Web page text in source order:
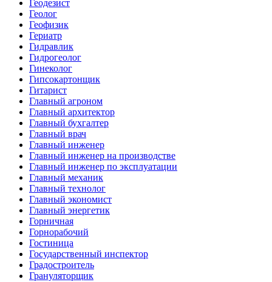
Геодезист
Геолог
Геофизик
Гериатр
Гидравлик
Гидрогеолог
Гинеколог
Гипсокартонщик
Гитарист
Главный агроном
Главный архитектор
Главный бухгалтер
Главный врач
Главный инженер
Главный инженер на производстве
Главный инженер по эксплуатации
Главный механик
Главный технолог
Главный экономист
Главный энергетик
Горничная
Горнорабочий
Гостиница
Государственный инспектор
Градостроитель
Грануляторщик